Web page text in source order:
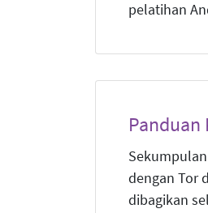
pelatihan
Panduan
dengan Tor
dibagikan